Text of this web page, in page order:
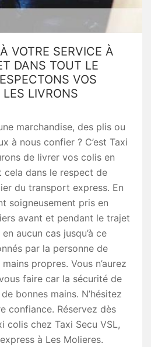
VOTRE SERVICE À
DANS TOUT LE
VOS
LIVRONS
marchandise, des plis ou
à nous confier ? C’est Taxi
de livrer vos colis en
cela dans le respect de
du transport express. En
soigneusement pris en
avant et pendant le trajet
aucun cas jusqu’à ce
par la personne de
propres. Vous n’aurez
faire car la sécurité de
bonnes mains. N’hésitez
confiance. Réservez dès
colis chez Taxi Secu VSL,
à Les Molieres.